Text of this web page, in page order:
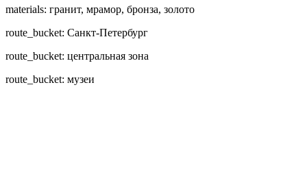
materials: гранит, мрамор, бронза, золото
route_bucket: Санкт-Петербург
route_bucket: центральная зона
route_bucket: музеи